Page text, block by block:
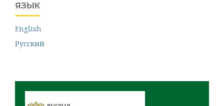
ЯЗЫК
English
Русский